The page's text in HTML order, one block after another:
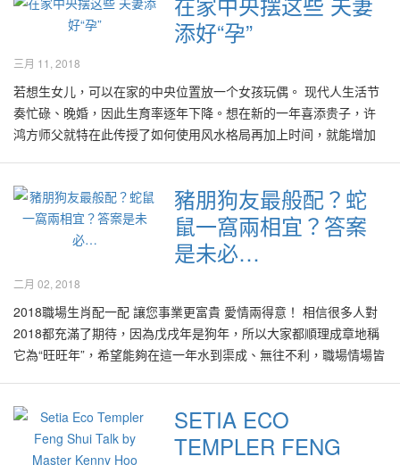
射出去。” 当他们按照许师父的指引，不出所料他们生活改善了好
多，尤其健康问题有好转，做事方面也有贵人帮助。” 提及挡煞，有
过，师父指出，从风水学的角度上看，是非常不建议在家种植仙人
掌，因为长期下来很容易产生无形的尖角煞，煞气一旦受到影响
后，住宅风水也很难稳定了，所以不建议摆放带刺的植物。 许师傅
坦言，屋子围墙忌设计尖角部分，无形中产生了煞气；若是住在对
门正对一条长长的走廊、通道的情形。他说：“大门正对走廊，就会
形成了‘穿心煞’，其形如利剑穿心欲入。” “最近我就接到一个案例，
大门正对走廊，当打开门的时候，就好像走廊有一把利剑穿心而
来，造成了居住在家内的男主人脾气不好、财运不顺，时常会为了
一些小事情大发雷霆，吵得家不得安宁，孩子也不乖巧。通常遇到
此情况，我就会在大门的玄关处放置屏风，就如坚固的盾牌，保护
家人不受穿心煞的伤害，而且男主人的脾气有明显改善，做事情方
面有贵人帮助。” 虽说风水不是万能，不过也有百分之三十的影响，
可达到更好的运势。” 住宅大门正对一条长长的走廊或通道，乃是
「穿心煞」，不仅导致家宅不宁，还会损财运。 环境影响一切 许鸿
方师父透露，在古时候就讲究环境影响一切，那就是孟母三迁，孟
心理压力。 有人说生男生女是上天安排的，那是强求不来的事。但
如果藉用某些方法，能够提高生男或生女的机率，帮助夫妇俩如愿
在家中已有一或两个女儿了，但由于年龄渐长以及经济状况等个人
因素，无法承担太多的孩子，但又鉴于不想辜负家翁、家婆对夫妇
俩传承灯火的重大任务，于是寻遍与尝试了无数偏方，只想豁出“最
后一击”以求最终得个男宝宝。 像这类的夫妇，尤其是身为妻者，想
再度怀孕，又担心怀不上想要的性别，于是终日无法释怀，常感到
变饮食或使用药物等，企图改变身体的酸碱度，图一索得男或得
女。 屋形四四正正为宜 其实在好风水的学问以及实践里，也有能够
提升怀孕率甚至影响生男生女的秘诀。屋子的东方，东南方，西北
方以及西南方，都会影响怀孕以及生男或生女的机率。尤其是西北
方以及西南方，尽可能避免有缺角，不然有可能降低影响怀孕的机
率。一般来说，屋子的形状，最好是四四正正，既没有缺角，这样
的屋子，气的分布较均衡，对家庭成员的健康、工作、财运都能带
来平稳的发展。 在2018年里，适当地催动屋内中央方位能够提升妻
Wood 的颜色样板）的主题墙，或摆设粉棕色的装饰品如画像等，
皆能帮助提升怀孕率。 东方有缺角难怀男宝宝 当讨论到生男宝宝
时，最重要先研究屋子内的东方位置。东方代表长男，震卦，即家
这也许可以用“风水轮流转”来表示世间的人事物皆有其周期性的变
化。由于地球不断围绕着太阳进行公转而带来周而复始的四季气候
变化，影响人们与万物的作息。太阳系其实也在银河系里，以及大
小宇宙里不断在变动着，也影响或带来各种兴盛旺衰的周期。人们
也自古以来尝试了解这种周期系统，期望能够趋吉避凶，以掌握良
好时机，为自己或家人在生活与事业等领域里顺心顺意。 在近年里
世界各国无论在政经文教里都发生巨大的变化，尤其是在2016到
2023年）的尾期，其本身的气势已经转弱，而风水9运的影响力在
2017年的下半年里也崭露头角，开始与现有的8运之气混合，因此导
致在此段运势交替期间，产生许多变化莫测的大小事故，有的人也
为此感到烦恼、担忧或操心。 也有不少人想知悉在这风水9运即将来
临的时期里，大马以及周边地区的运势会如何。全世界的龙脉其实
源自有“世界屋脊”之称的青藏高原，其地质历史可以追溯到距今4-5
亿年前的奥陶纪。青藏高原一般的海拔高度在3000-5000米之间，
平均海拔4000米以上，高原上有湖泊众多，比如说纳木措、青海湖
高原处往南方升起有喜马拉雅山脉，北至昆仑山、阿尔金山和祁连
山北缘，西部为帕米尔高原和喀喇昆仑山脉，东及东北部与秦岭山
脉西段和黄土高原相接。这些大山脉与河流其实就是风水龙脉以及
相关气势的来源，也周而复始地在各个相关地区，在不同的时段或
带来各种层面的心理或生理影响。 比如在2008年北京奥运会期间，
有些建筑设计师可能为了摒除“死板”的建筑设计，也或者为了标榜建
筑师独特的设计，建设了一些看起来“怪怪”的商业大楼，连习近平在
几年后上位之后也特别声明这些样貌“奇怪”的建筑物不再被鼓励建
设。 在那段期间，北京建了不少浮夸的建筑物，有的仿照白宫、凯
旋门和艾菲尔铁塔。一些商业大楼的设计更加趋于“奇形怪状”，有的
看起来像是人体的某器官、连超巨型的福禄寿也被用来设计成三栋
师的大厦以“古钱币”的外圆内方做为设计，可能也是为了融合风水寓
意，以祝福入驻大厦的业主会不断财源广进吧？可是在2012年1月
10日，美国有线电视新闻（CNN）旗下的生活旅游网站评选出了全
球最丑的十大建筑，这栋方圆大厦不幸入围！CNN认为，方圆大厦
原有融合东西方风格的良好意图，然而其成品是看起来却不和谐。
而且从风水学来说这类的设计会带来不稳定或不安稳的负面效果。
太标新立异反效果 在2016年，有关当局已发出指示，要求防止建造
任何为了“贪大、媚洋、求怪，特色缺失和文化传承堪忧”的建筑物，
一个重要的文艺座谈会上，批评与敦促“不要搞奇奇怪怪的建筑”。这
表示中国最高领导层也认为，建筑物不应该追求外观上走极端路
线。 镜头转回到大马了。城里有一栋综合房产发展计划刚刚落成，
添好“孕”
三月 11, 2018
若想生女儿，可以在家的中央位置放一个女孩玩偶。 现代人生活节
奏忙碌、晚婚，因此生育率逐年下降。想在新的一年喜添贵子，许
鸿方师父就特在此传授了如何使用风水格局再加上时间，就能增加
可摆放婴孩衣服、鞋子。如想获得男孩可摆放玩具，如要女孩就放
玩偶，双胞胎可摆放一男一女的玩具玩偶。” “在进入2018戊戌年北
方和西方禁做任何的装修，也不适大红大紫的颜色。因在2018年西
方是病符位，如夫妻想要催动好“孕”,建议避免使用这方位的房间，
因需保持身体健康、气势好才能怀上小孩，若无法避免，可在床的
对面摆放婴儿照片。而好的方位位于东南方，夫妻卧房如在东南方
就很好。” “2018年的南方方位是文昌位，如想要怀的孩子聪明伶
俐，可在南方摆放小孩读物、书橱、书桌、文昌四宝等。” 当然夫妻
生肖蛇、猪、牛比较有孕势。” “好风水”风水师许鸿方师父指点，今
年有好“孕”势的女性记得要把握。 【十二生肖孕势（主要以女性生
肖为主）】 孕势·较强：蛇、猪、牛、羊 孕势·中：龙、鸡、兔 孕势·
豬朋狗友最般配？蛇
鼠一窩兩相宜？答案
是未必…
二月 02, 2018
2018職場生肖配一配 讓您事業更富貴 愛情兩得意！ 相信很多人對
2018都充滿了期待，因為戊戌年是狗年，所以大家都順理成章地稱
它為“旺旺年”，希望能夠在這一年水到渠成、無往不利，職場情場皆
人緣、事業、感情到風水，提供全面的貼示。 生肖好配對 人和人之
間的相處有一種很微妙的關係，你會跟某些人水乳交融，卻和某些
人水火不容，連自己都不知道為什麼，其實這在生肖學上便是所謂
SETIA ECO
TEMPLER FENG